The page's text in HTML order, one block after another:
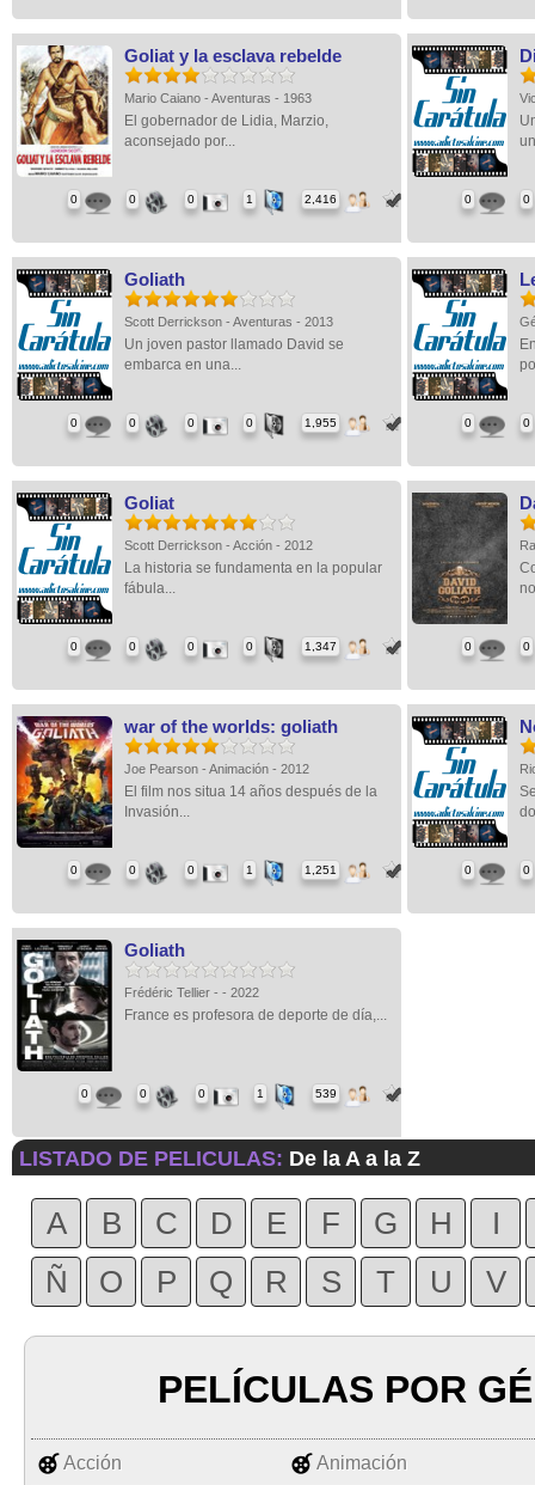
Goliat y la esclava rebelde
Mario Caiano - Aventuras - 1963
El gobernador de Lidia, Marzio,
aconsejado por...
0 0 0 1 2,416 0 0
Goliath
Scott Derrickson - Aventuras - 2013
Un joven pastor llamado David se
embarca en una...
0 0 0 0 1,955 0 0
Goliat
Scott Derrickson - Acción - 2012
La historia se fundamenta en la popular
fábula...
0 0 0 0 1,347 0 0
war of the worlds: goliath
Joe Pearson - Animación - 2012
El film nos situa 14 años después de la
Invasión...
0 0 0 1 1,251 0 0
Goliath
Frédéric Tellier - - 2022
France es profesora de deporte de día,...
0 0 0 1 539
LISTADO DE PELICULAS: De la A a la Z
A B C D E F G H
I
Ñ
O P Q R S T U V
PELÍCULAS POR
Acción Animación